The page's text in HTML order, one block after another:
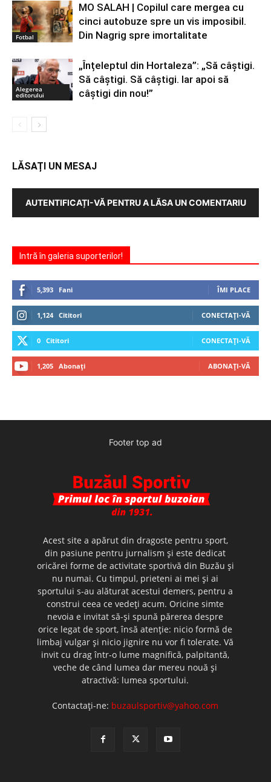
Fotbal
MO SALAH | Copilul care mergea cu
cinci autobuze spre un vis imposibil.
Din Nagrig spre imortalitate
Alegerea
editorului
„Înțeleptul din Hortaleza”: „Să câștigi.
Să câștigi. Să câștigi. Iar apoi să
câștigi din nou!”
LĂSAȚI UN MESAJ
AUTENTIFICAȚI-VĂ PENTRU A LĂSA UN COMENTARIU
Intră în galeria suporterilor!
5,393 Fani ÎMI PLACE
1,124 Cititori CONECTAȚI-VĂ
0 Cititori CONECTAȚI-VĂ
1,205 Abonați ABONAȚI-VĂ
Footer top ad
Acest site a apărut din dragoste pentru sport,
din pasiune pentru jurnalism şi este dedicat
oricărei forme de activitate sportivă din Buzău şi
nu numai. Cu timpul, prieteni ai mei şi ai
sportului s-au alăturat acestui demers, pentru a
construi ceea ce vedeţi acum. Oricine simte
nevoia e invitat să-şi spună părerea despre
orice legat de sport, însă atenţie: nicio formă de
limbaj vulgar şi nicio jignire nu vor fi tolerate. Vă
invit cu drag într-o lume magnifică, palpitantă,
veche de când lumea dar mereu nouă şi
atractivă: lumea sportului.
Contactați-ne: buzaulsportiv@yahoo.com